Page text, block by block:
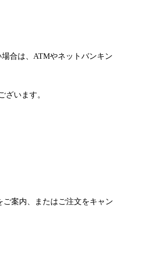
合は、ATMやネットバンキン
います。
案内、またはご注文をキャン